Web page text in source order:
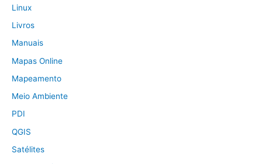
Linux
Livros
Manuais
Mapas Online
Mapeamento
Meio Ambiente
PDI
QGIS
Satélites